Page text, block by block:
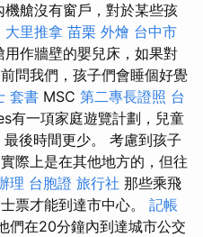
艙沒有窗戶，對於某些孩
大里推拿 苗栗 外燴 台中市
作牆壁的嬰兒床，如果對
問我們，孩子們會睡個好覺
套書 MSC 第二專長證照 台
有一項家庭遊覽計劃，兒童
後時間更少。 考慮到孩子
際上是在其他地方的，但往
理 台胞證 旅行社 那些乘飛
票才能到達市中心。 記帳
們在20分鐘內到達城市公交